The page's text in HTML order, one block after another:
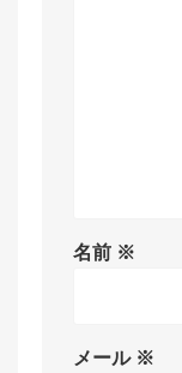
名前 ※
メール ※